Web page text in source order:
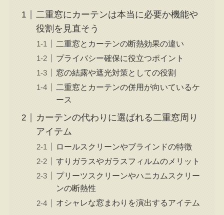
二重窓にカーテンは本当に必要か機能や
役割を見直そう
二重窓とカーテンの断熱効果の違い
プライバシー確保に役立つポイント
窓の結露や遮光対策としての役割
二重窓とカーテンの併用が向いているケ
ース
カーテンの代わりに選ばれる二重窓周り
アイテム
ロールスクリーンやブラインドの特徴
すりガラスやガラスフィルムのメリット
プリーツスクリーンやハニカムスクリー
ンの断熱性
オシャレな窓まわりを演出するアイテム